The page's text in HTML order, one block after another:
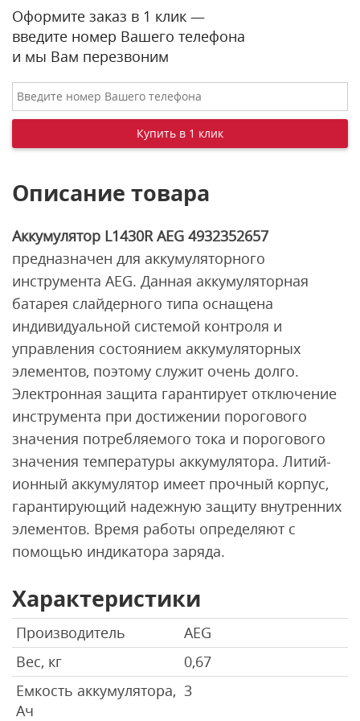
Оформите заказ в 1 клик —
введите номер Вашего телефона
и мы Вам перезвоним
Описание товара
Аккумулятор L1430R AEG 4932352657
предназначен для аккумуляторного
инструмента AEG. Данная аккумуляторная
батарея слайдерного типа оснащена
индивидуальной системой контроля и
управления состоянием аккумуляторных
элементов, поэтому служит очень долго.
Электронная защита гарантирует отключение
инструмента при достижении порогового
значения потребляемого тока и порогового
значения температуры аккумулятора. Литий-
ионный аккумулятор имеет прочный корпус,
гарантирующий надежную защиту внутренних
элементов. Время работы определяют с
помощью индикатора заряда.
Характеристики
Производитель
AEG
Вес, кг
0,67
Емкость аккумулятора,
Ач
3